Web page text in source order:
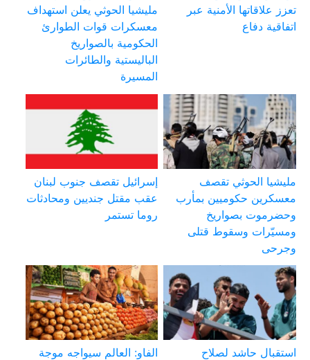
تعزز علاقاتها الأمنية عبر
اتفاقية دفاع
مليشيا الحوثي يعلن استهداف
معسكرات قوات الطوارئ
الحكومية بالصواريخ
الباليستية والطائرات
المسيرة
مليشيا الحوثي تقصف
معسكرين حكوميين بمأرب
وحضرموت بصواريخ
ومسيّرات وسقوط قتلى
وجرحى
إسرائيل تقصف جنوب لبنان
عقب مقتل جنديين ومحادثات
روما تستمر
استقبال حاشد لصلاح
الفاو: العالم سيواجه موجة